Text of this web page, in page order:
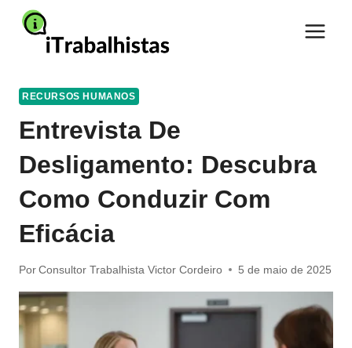
Pular
para
RECURSOS HUMANOS
Entrevista De
Desligamento: Descubra
Como Conduzir Com
Eficácia
Por Consultor Trabalhista Victor Cordeiro 5 de maio de 2025